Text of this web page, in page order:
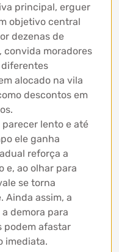
principal, erguer
objetivo central
dezenas de
convida moradores
alocado na vila
descontos em
parecer lento e até
ele ganha
reforça a
e, ao olhar para
se torna
Ainda assim, a
demora para
podem afastar
imediata.